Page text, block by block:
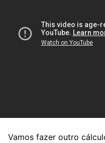
Vamos fazer outro